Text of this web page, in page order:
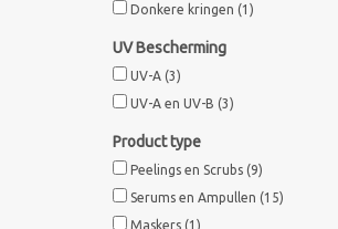
Donkere kringen (1)
UV Bescherming
UV-A (3)
UV-A en UV-B (3)
Product type
Peelings en Scrubs (9)
Serums en Ampullen (15)
Maskers (1)